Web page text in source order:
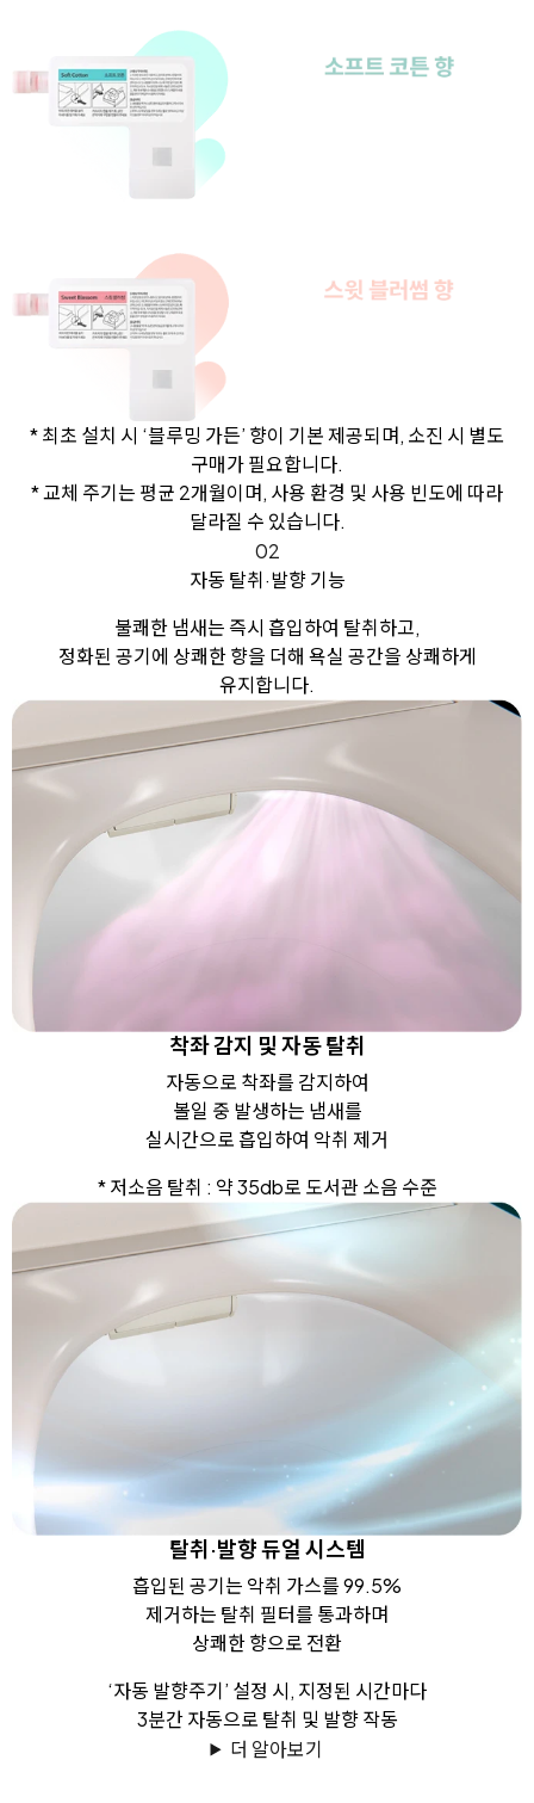
* 최초 설치 시 ‘블루밍 가든’ 향이 기본 제공되며, 소진 시 별도
구매가 필요합니다.
* 교체 주기는 평균 2개월이며, 사용 환경 및 사용 빈도에 따라
달라질 수 있습니다.
02
자동 탈취·발향 기능
불쾌한 냄새는 즉시 흡입하여 탈취하고,
정화된 공기에 상쾌한 향을 더해 욕실 공간을 상쾌하게
유지합니다.
착좌 감지 및 자동 탈취
자동으로 착좌를 감지하여
볼일 중 발생하는 냄새를
실시간으로 흡입하여 악취 제거
* 저소음 탈취 : 약 35db로 도서관 소음 수준
탈취·발향 듀얼 시스템
흡입된 공기는 악취 가스를 99.5%
제거하는 탈취 필터를 통과하며
상쾌한 향으로 전환
‘자동 발향주기’ 설정 시, 지정된 시간마다
3분간 자동으로 탈취 및 발향 작동
더 알아보기